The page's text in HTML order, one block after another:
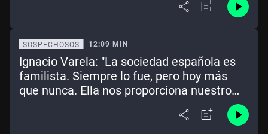
SOSPECHOSOS 12:09 MIN
Ignacio Varela: "La sociedad española es
familista. Siempre lo fue, pero hoy más
que nunca. Ella nos proporciona nuestro
primer paraguas emocional, el que más y